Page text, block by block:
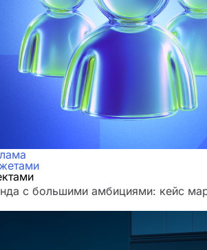
с большими амбициями: кейс